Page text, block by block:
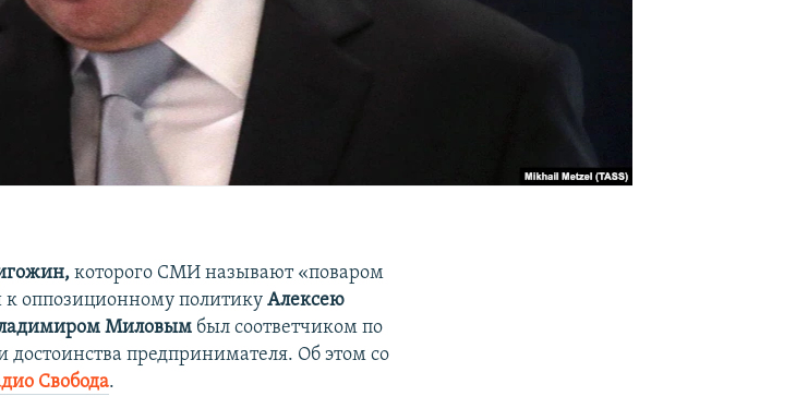
которого СМИ называют «поваром
к оппозиционному политикуАлексею
Миловым был соответчиком по
достоинства предпринимателя. Об этом со
Свобода.